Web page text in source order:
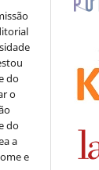
do
o
do
a
e